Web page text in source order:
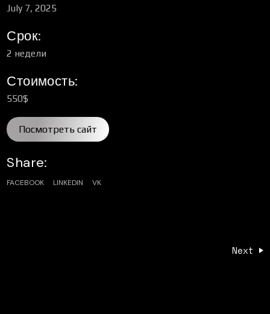
July 7, 2025
Срок:
2 недели
Стоимость:
550$
Посмотреть сайт
Share:
FACEBOOK LINKEDIN VK
Next